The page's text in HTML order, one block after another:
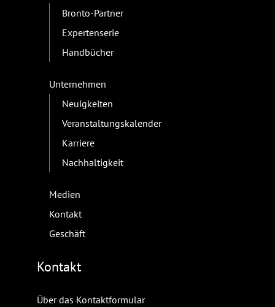
Bronto-Partner
Expertenserie
Handbücher
Unternehmen
Neuigkeiten
Veranstaltungskalender
Karriere
Nachhaltigkeit
Medien
Kontakt
Geschäft
Kontakt
Über das Kontaktformular